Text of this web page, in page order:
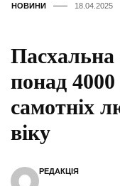
НОВИНИ 18.04.2025
Пасхальна
понад
самотніх
віку
РЕДАКЦІЯ